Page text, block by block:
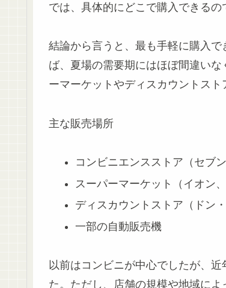
では、具体的にどこで購入できるの
結論から言うと、 最も手軽に購入で
ば、夏場の需要期にはほぼ間違い
ーマーケットやディスカウントスト
主な販売場所
コンビニエンスストア（セブ
スーパーマーケット（イオン、
ディスカウントストア（ドン
一部の自動販売機
以前はコンビニが中心でしたが、
た。ただし、店舗の規模や地域に